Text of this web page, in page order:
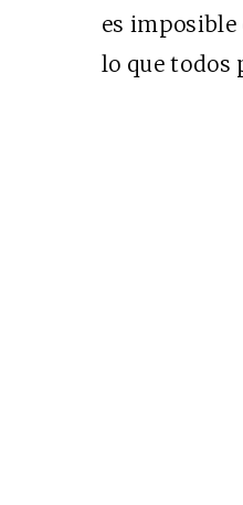
es imposible
lo que todos